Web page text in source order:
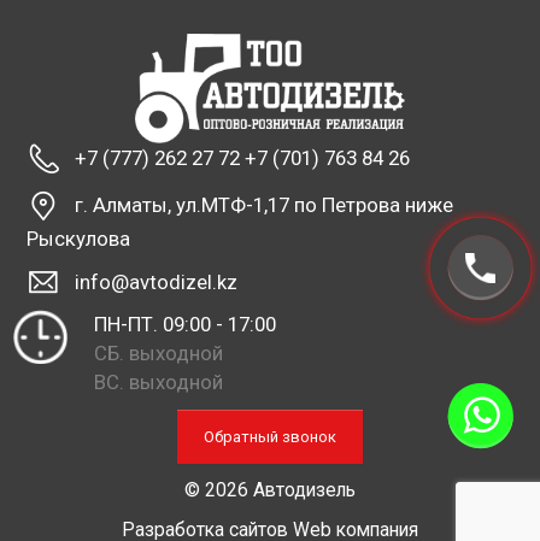
+7 (777) 262 27 72 +7 (701) 763 84 26
г. Алматы, ул.МТФ-1,17 по Петрова ниже
Рыскулова
info@avtodizel.kz
ПН-ПТ. 09:00 - 17:00
СБ. выходной
ВС. выходной
Обратный звонок
© 2026 Автодизель
Разработка сайтов Web компания